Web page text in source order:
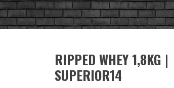
RIPPED WHEY 1,8KG |
SUPERIOR14